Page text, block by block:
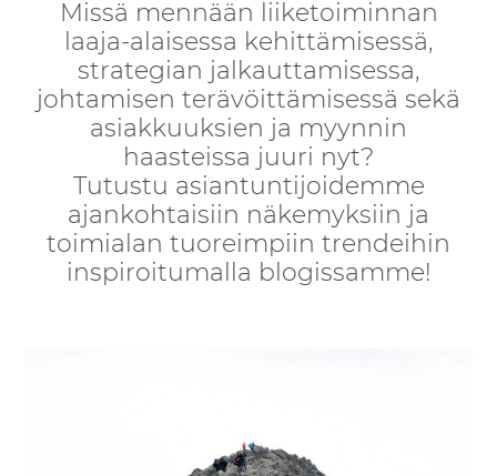
Missä mennään liiketoiminnan
laaja-alaisessa kehittämisessä,
strategian jalkauttamisessa,
johtamisen terävöittämisessä sekä
asiakkuuksien ja myynnin
haasteissa juuri nyt?
Tutustu asiantuntijoidemme
ajankohtaisiin näkemyksiin ja
toimialan tuoreimpiin trendeihin
inspiroitumalla blogissamme!